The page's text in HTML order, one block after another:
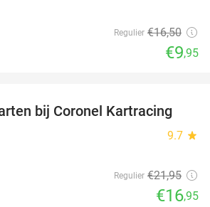
Regulier €16,50
€9,95
23%
bij Coronel Kartracing
9.7 star
Regulier €21,95
€16,95